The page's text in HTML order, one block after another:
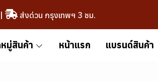
ส่งด่วน กรุงเทพฯ 3 ชม.
มู่สินค้า หน้าแรก แบรนด์สินค้า